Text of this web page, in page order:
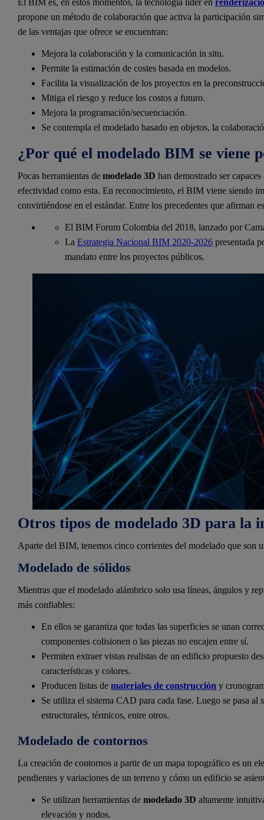
propone un método de colaboración que activa la participación
de las ventajas que ofrece se encuentran:
Mejora la colaboración y la comunicación in situ.
Permite la estimación de costes basada en modelos.
Facilita la visualización de los proyectos en la
Mitiga el riesgo y reduce los costos a futuro.
Mejora la programación/secuenciación.
Se contempla el modelado basado en objetos, la
¿Por qué el modelado BIM se viene
Pocas herramientas demodelado 3D han demostrado ser
efectividad como esta. En reconocimiento, el BIM viene siendo
convirtiéndose en el estándar. Entre los precedentes que afirman
El BIM Forum Colombia del 2018, lanzado por
LaEstrategia Nacional BIM 2020-2026 presentada
mandato entre los proyectos públicos.
Otros tipos de modelado 3D para la
Aparte del BIM, tenemos cinco corrientes del modelado que son
Modelado de sólidos
Mientras que el modelado alámbrico solo usa líneas, ángulos y
más confiables:
En ellos se garantiza que todas las superficies se unan
componentes colisionen o las piezas no encajen entre sí.
Permiten extraer vistas realistas de un edificio propuesto
características y colores.
Producen listas demateriales de construcción y
Se utiliza el sistema CAD para cada fase. Luego se pasa
estructurales, térmicos, entre otros.
Modelado de contornos
La creación de contornos a partir de un mapa topográfico es un
pendientes y variaciones de un terreno y cómo un edificio se
Se utilizan herramientas demodelado 3D altamente
elevación y nodos.